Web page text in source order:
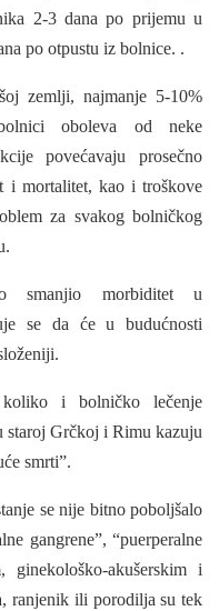
2-3 dana po prijemu u
po otpustu iz bol­nice. .
zemlji, najmanje 5-10%
oboleva od neke
povećavaju prosečno
i mortalitet, kao i troškove
za svakog bolničkog
sma­njio morbiditet u
se da će u budućnosti
koliko i bolničko lečenje
staroj Grčkoj i Rimu kazuju
smrti”.
se nije bitno poboljšalo
gangrene”, “puerperalne
akušerskim i
ranjenik ili porodilja su tek